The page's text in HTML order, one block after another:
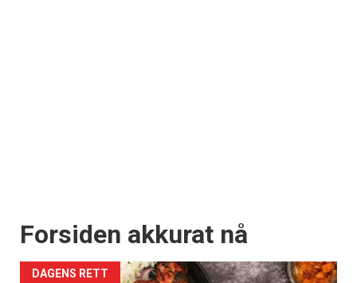
Forsiden akkurat nå
DAGENS RETT